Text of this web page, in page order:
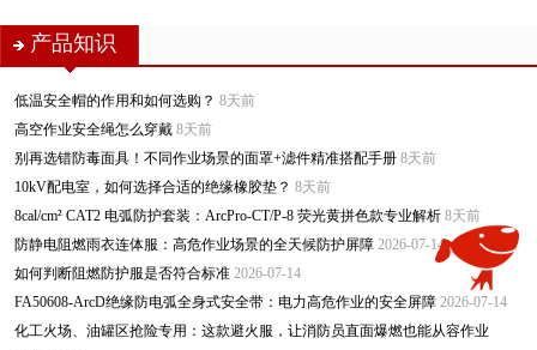
产品知识
低温安全帽的作用和如何选购？ 8天前
高空作业安全绳怎么穿戴 8天前
别再选错防毒面具！不同作业场景的面罩+滤件精准搭配手册 8天前
10kV配电室，如何选择合适的绝缘橡胶垫？ 8天前
8cal/cm² CAT2 电弧防护套装：ArcPro-CT/P-8 荧光黄拼色款专业解析 8天前
防静电阻燃雨衣连体服：高危作业场景的全天候防护屏障 2026-07-14
如何判断阻燃防护服是否符合标准 2026-07-14
FA50608-ArcD绝缘防电弧全身式安全带：电力高危作业的安全屏障 2026-07-14
化工火场、油罐区抢险专用：这款避火服，让消防员直面爆燃也能从容作业